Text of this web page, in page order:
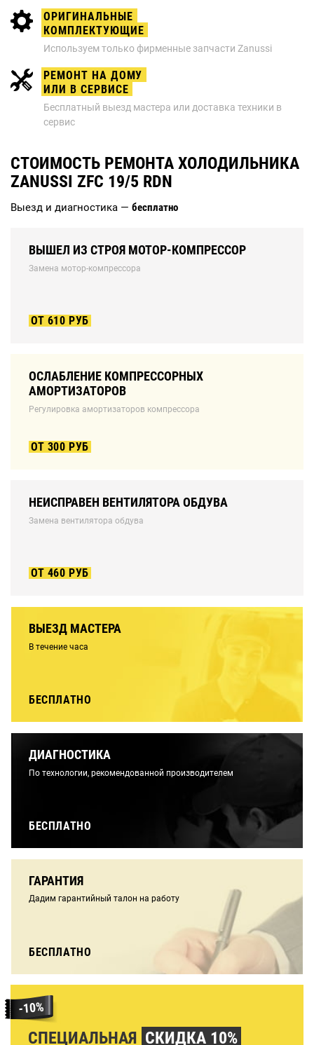
ОРИГИНАЛЬНЫЕ
КОМПЛЕКТУЮЩИЕ
Используем только фирменные запчасти Zanussi
РЕМОНТ НА ДОМУ
ИЛИ В СЕРВИСЕ
Бесплатный выезд мастера или доставка техники в
сервис
СТОИМОСТЬ РЕМОНТА ХОЛОДИЛЬНИКА
ZANUSSI ZFC 19/5 RDN
Выезд и диагностика — бесплатно
ВЫШЕЛ ИЗ СТРОЯ МОТОР-КОМПРЕССОР
Замена мотор-компрессора
ОТ 610 РУБ
ОСЛАБЛЕНИЕ КОМПРЕССОРНЫХ
АМОРТИЗАТОРОВ
Регулировка амортизаторов компрессора
ОТ 300 РУБ
НЕИСПРАВЕН ВЕНТИЛЯТОРА ОБДУВА
Замена вентилятора обдува
ОТ 460 РУБ
ВЫЕЗД МАСТЕРА
В течение часа
БЕСПЛАТНО
ДИАГНОСТИКА
По технологии, рекомендованной производителем
БЕСПЛАТНО
ГАРАНТИЯ
Дадим гарантийный талон на работу
БЕСПЛАТНО
СПЕЦИАЛЬНАЯ СКИДКА 10%